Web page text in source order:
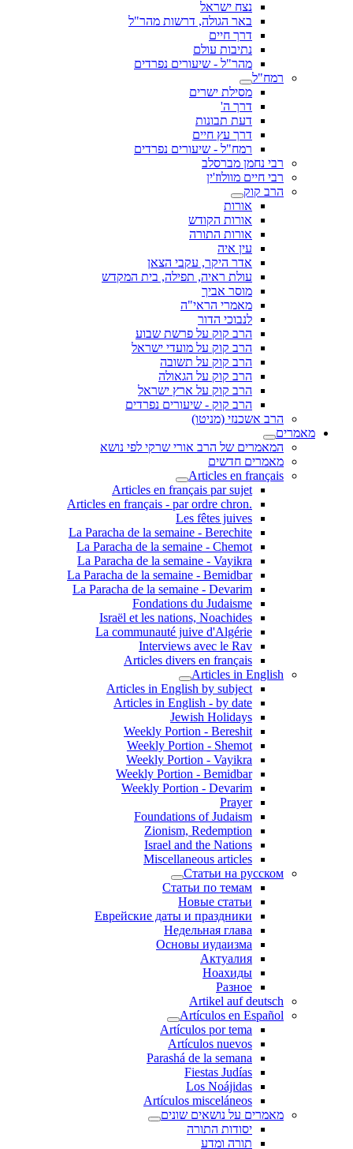
נצח ישראל
באר הגולה, דרשות מהר"ל
דרך חיים
נתיבות עולם
מהר"ל - שיעורים נפרדים
רמח"ל
מסילת ישרים
דרך ה'
דעת תבונות
דרך עץ חיים
רמח"ל - שיעורים נפרדים
רבי נחמן מברסלב
רבי חיים מוולוז'ין
הרב קוק
אורות
אורות הקודש
אורות התורה
עין איה
אדר היקר, עקבי הצאן
עולת ראיה, תפילה, בית המקדש
מוסר אביך
מאמרי הראי"ה
לנבוכי הדור
הרב קוק על פרשת שבוע
הרב קוק על מועדי ישראל
הרב קוק על תשובה
הרב קוק על הגאולה
הרב קוק על ארץ ישראל
הרב קוק - שיעורים נפרדים
הרב אשכנזי (מניטו)
מאמרים
המאמרים של הרב אורי שרקי לפי נושא
מאמרים חדשים
Articles en français
Articles en français par sujet
.Articles en français - par ordre chron
Les fêtes juives
La Paracha de la semaine - Berechite
La Paracha de la semaine - Chemot
La Paracha de la semaine - Vayikra
La Paracha de la semaine - Bemidbar
La Paracha de la semaine - Devarim
Fondations du Judaisme
Israël et les nations, Noachides
La communauté juive d'Algérie
Interviews avec le Rav
Articles divers en français
Articles in English
Articles in English by subject
Articles in English - by date
Jewish Holidays
Weekly Portion - Bereshit
Weekly Portion - Shemot
Weekly Portion - Vayikra
Weekly Portion - Bemidbar
Weekly Portion - Devarim
Prayer
Foundations of Judaism
Zionism, Redemption
Israel and the Nations
Miscellaneous articles
Статьи на русском
Статьи по темам
Новые статьи
Еврейские даты и праздники
Недельная глава
Основы иудаизма
Актуалия
Ноахиды
Разное
Artikel auf deutsch
Artículos en Español
Artículos por tema
Artículos nuevos
Parashá de la semana
Fiestas Judías
Los Noájidas
Artículos misceláneos
מאמרים על נושאים שונים
יסודות התורה
תורה ומדע